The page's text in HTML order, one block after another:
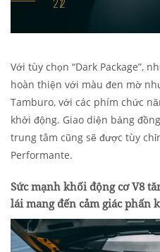
Với tùy chọn “Dark Package”,
hoàn thiện với màu đen mờ
Tamburo, với các phím chức
khởi động. Giao diện bảng
trung tâm cũng sẽ được tùy
Performante.
Sức mạnh khối động cơ V8
lái mang đến cảm giác phấn